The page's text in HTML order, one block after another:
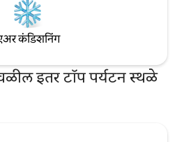
कंडिशनिंग
इतर टॉप पर्यटन स्थळे